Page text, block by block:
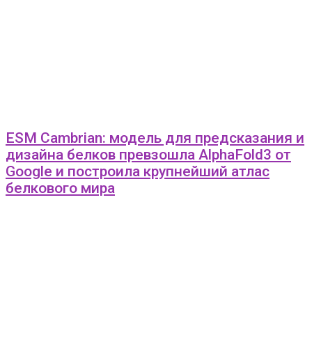
ESM Cambrian: модель для предсказания и
дизайна белков превзошла AlphaFold3 от
Google и построила крупнейший атлас
белкового мира